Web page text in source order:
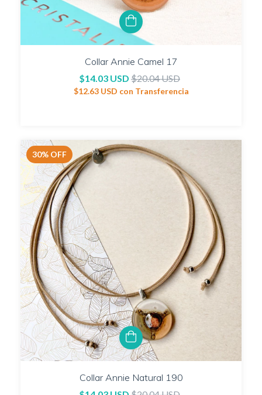
Collar Annie Camel 17
$14.03 USD $20.04 USD
$12.63 USD con Transferencia
30% OFF
Collar Annie Natural 190